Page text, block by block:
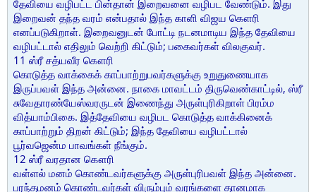
தேவியை வழிபட்ட பின்தான் இறைவனை வழிபட வேண்டும். இது
இறைவன் தந்த வரம் என்பதால் இந்த காளி விஜய கௌரி
எனப்படுகிறாள். இறைவனுடன் போட்டி நடனமாடிய இந்த தேவியை
வழிபட்டால் எதிலும் வெற்றி கிட்டும்; பகைவர்கள் விலகுவர்.
11 ஸ்ரீ சத்யவீர கௌரி
கொடுத்த வாக்கைக் காப்பாற்றுபவர்களுக்கு உறுதுணையாக
இருப்பவள் இந்த அன்னை. நாகை மாவட்டம் திருவெண்காட்டில், ஸ்ரீ
சுவேதாரண்யேஸ்வரருடன் இணைந்து அருள்புரிகிறாள் பிரம்ம
வித்யாம்பிகை. இத்தேவியை வழிபட கொடுத்த வாக்கினைக்
காப்பாற்றும் திறன் கிட்டும்; இந்த தேவியை வழிபட்டால்
பூர்வஜென்ம பாவங்கள் நீங்கும்.
12 ஸ்ரீ வரதான கௌரி
வள்ளல் மனம் கொண்டவர்களுக்கு அருள்புரிபவள் இந்த அன்னை.
பரந்தமனம் கொண்டவர்கள் விரும்பும் வரங்களை தானமாக